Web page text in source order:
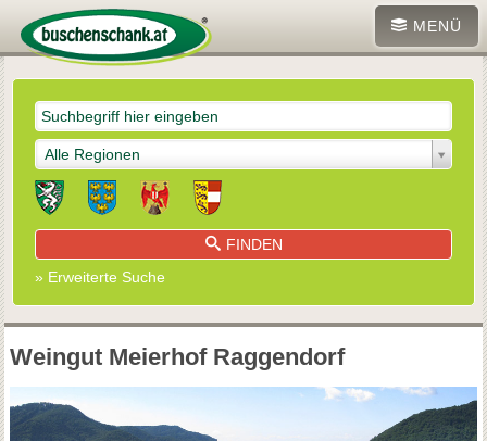
MENÜ
Alle Regionen
FINDEN
» Erweiterte Suche
Weingut Meierhof Raggendorf